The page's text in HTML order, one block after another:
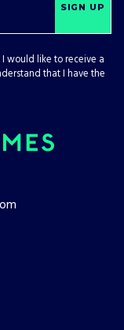
SIGN UP
would like to receive a
that I have the